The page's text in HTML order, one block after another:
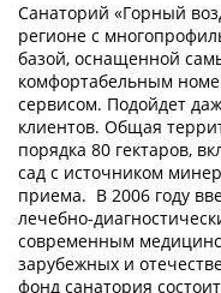
Санаторий «Горный
регионе с
базой, оснащенной
комфортабельным
сервисом. Подойдет
клиентов. Общая
порядка 80 гектаров,
сад с источником
приема. В 2006 году
лечебно-
современным
зарубежных и
фонд санатория